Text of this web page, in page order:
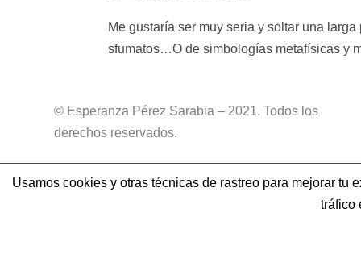
Me gustaría ser muy seria y soltar una
sfumatos…O de simbologías metafísicas y
© Esperanza Pérez Sarabia – 2021. Todos los
derechos reservados.
Usamos cookies y otras técnicas de rastreo para mejorar
tráfico